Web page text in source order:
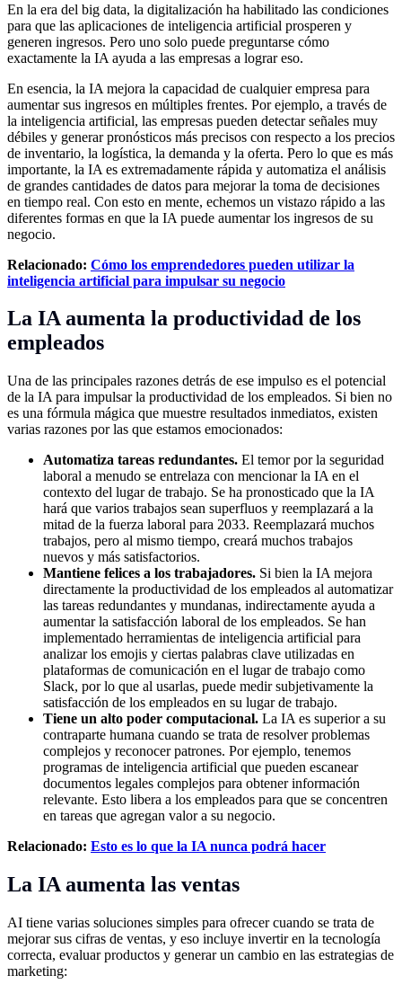
En la era del big data, la digitalización ha habilitado las condiciones
para que las aplicaciones de inteligencia artificial prosperen y
generen ingresos. Pero uno solo puede preguntarse cómo
exactamente la IA ayuda a las empresas a lograr eso.
En esencia, la IA mejora la capacidad de cualquier empresa para
aumentar sus ingresos en múltiples frentes. Por ejemplo, a través de
la inteligencia artificial, las empresas pueden detectar señales muy
débiles y generar pronósticos más precisos con respecto a los precios
de inventario, la logística, la demanda y la oferta. Pero lo que es más
importante, la IA es extremadamente rápida y automatiza el análisis
de grandes cantidades de datos para mejorar la toma de decisiones
en tiempo real. Con esto en mente, echemos un vistazo rápido a las
diferentes formas en que la IA puede aumentar los ingresos de su
negocio.
Relacionado: Cómo los emprendedores pueden utilizar la
inteligencia artificial para impulsar su negocio
La IA aumenta la productividad de los
empleados
Una de las principales razones detrás de ese impulso es el potencial
de la IA para impulsar la productividad de los empleados. Si bien no
es una fórmula mágica que muestre resultados inmediatos, existen
varias razones por las que estamos emocionados:
Automatiza tareas redundantes. El temor por la seguridad
laboral a menudo se entrelaza con mencionar la IA en el
contexto del lugar de trabajo. Se ha pronosticado que la IA
hará que varios trabajos sean superfluos y reemplazará a la
mitad de la fuerza laboral para 2033. Reemplazará muchos
trabajos, pero al mismo tiempo, creará muchos trabajos
nuevos y más satisfactorios.
Mantiene felices a los trabajadores. Si bien la IA mejora
directamente la productividad de los empleados al automatizar
las tareas redundantes y mundanas, indirectamente ayuda a
aumentar la satisfacción laboral de los empleados. Se han
implementado herramientas de inteligencia artificial para
analizar los emojis y ciertas palabras clave utilizadas en
plataformas de comunicación en el lugar de trabajo como
Slack, por lo que al usarlas, puede medir subjetivamente la
satisfacción de los empleados en su lugar de trabajo.
Tiene un alto poder computacional. La IA es superior a su
contraparte humana cuando se trata de resolver problemas
complejos y reconocer patrones. Por ejemplo, tenemos
programas de inteligencia artificial que pueden escanear
documentos legales complejos para obtener información
relevante. Esto libera a los empleados para que se concentren
en tareas que agregan valor a su negocio.
Relacionado: Esto es lo que la IA nunca podrá hacer
La IA aumenta las ventas
AI tiene varias soluciones simples para ofrecer cuando se trata de
mejorar sus cifras de ventas, y eso incluye invertir en la tecnología
correcta, evaluar productos y generar un cambio en las estrategias de
marketing: